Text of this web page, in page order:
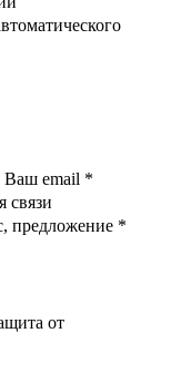
Ваш email *
связи
предложение *
от